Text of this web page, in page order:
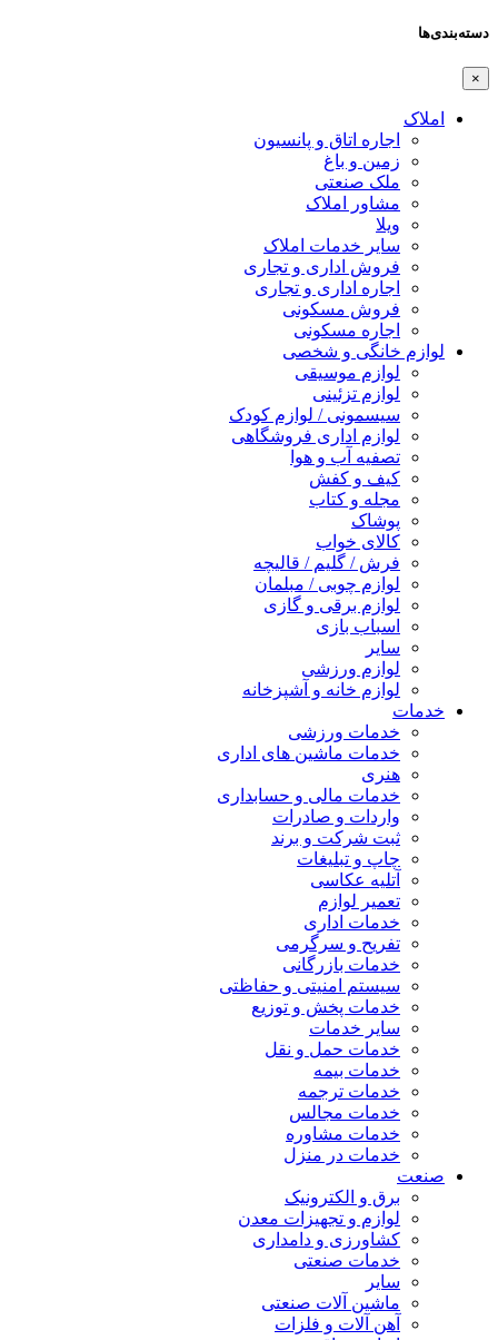
دسته‌بندی‌ها
×
املاک
اجاره اتاق و پانسیون
زمین و باغ
ملک صنعتی
مشاور املاک
ویلا
سایر خدمات املاک
فروش اداری و تجاری
اجاره اداری و تجاری
فروش مسکونی
اجاره مسکونی
لوازم خانگی و شخصی
لوازم موسیقی
لوازم تزئینی
سیسمونی / لوازم کودک
لوازم اداری فروشگاهی
تصفیه آب و هوا
کیف و کفش
مجله و کتاب
پوشاک
کالای خواب
فرش / گلیم / قالیچه
لوازم چوبی / مبلمان
لوازم برقی و گازی
اسباب بازی
سایر
لوازم ورزشی
لوازم خانه و آشپزخانه
خدمات
خدمات ورزشی
خدمات ماشین های اداری
هنری
خدمات مالی و حسابداری
واردات و صادرات
ثبت شرکت و برند
چاپ و تبلیغات
آتلیه عکاسی
تعمیر لوازم
خدمات اداری
تفریح و سرگرمی
خدمات بازرگانی
سیستم امنیتی و حفاظتی
خدمات پخش و توزیع
سایر خدمات
خدمات حمل و نقل
خدمات بیمه
خدمات ترجمه
خدمات مجالس
خدمات مشاوره
خدمات در منزل
صنعت
برق و الکترونیک
لوازم و تجهیزات معدن
کشاورزی و دامداری
خدمات صنعتی
سایر
ماشین آلات صنعتی
آهن آلات و فلزات